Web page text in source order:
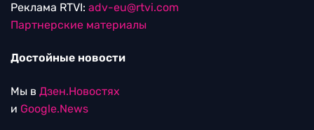
Реклама RTVI: adv-eu@rtvi.com
Партнерские материалы
Достойные новости
Мы в Дзен.Новостях
и Google.News